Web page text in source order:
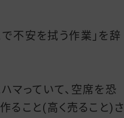
不安を拭う作業」を辞
マっていて、空席を恐
ること(高く売ること)さ